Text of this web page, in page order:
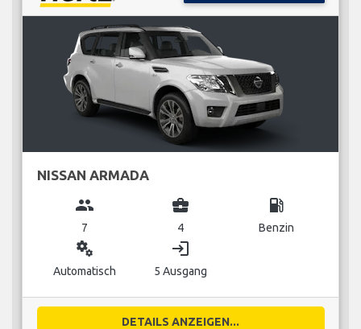
NISSAN ARMADA
group
7
business_center
4
local_gas_station
Benzin
miscellaneous_services
Automatisch
login
5 Ausgang
DETAILS ANZEIGEN...